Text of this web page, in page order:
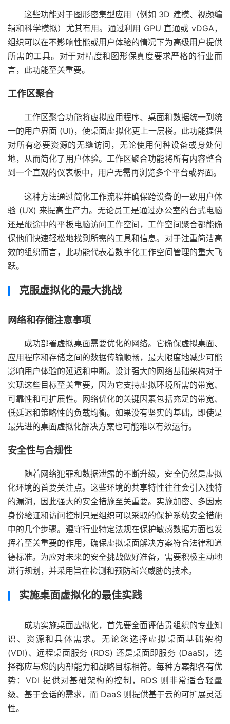
这些功能对于图形密集型应用（例如 3D 建模、视频编
辑和科学模拟）尤其有用。通过利用 GPU 直通或 vDGA，
组织可以在不影响性能或用户体验的情况下为高级用户提供
所需的工具。对于对精度和图形保真度要求严格的行业而
言，此功能至关重要。
工作区聚合
工作区聚合功能将虚拟应用程序、桌面和数据统一到统
一的用户界面 (UI)，使桌面虚拟化更上一层楼。此功能提供
对所有必要资源的无缝访问，无论使用何种设备或身处何
地，从而简化了用户体验。工作区聚合功能将所有内容整合
到一个直观的仪表板中，用户无需再浏览多个平台或界面。
这种方法通过简化工作流程并确保跨设备的一致用户体
验 (UX) 来提高生产力。无论员工是通过办公室的台式电脑
还是旅途中的平板电脑访问工作空间，工作空间聚合都能确
保他们快速轻松地找到所需的工具和信息。对于注重简洁高
效的组织而言，此功能代表着数字化工作空间管理的重大飞
跃。
克服虚拟化的最大挑战
网络和存储注意事项
成功部署虚拟桌面需要优化的网络。它确保虚拟桌面、
应用程序和存储之间的数据传输顺畅，最大限度地减少可能
影响用户体验的延迟和中断。设计强大的网络基础架构对于
实现这些目标至关重要，因为它支持虚拟环境所需的带宽、
可靠性和可扩展性。网络优化的关键因素包括充足的带宽、
低延迟和策略性的负载均衡。如果没有坚实的基础，即使是
最先进的桌面虚拟化解决方案也可能难以有效运行。
安全性与合规性
随着网络犯罪和数据泄露的不断升级，安全仍然是虚拟
化环境的首要关注点。这些环境的共享特性往往会引入独特
的漏洞，因此强大的安全措施至关重要。实施加密、多因素
身份验证和访问控制只是组织可以采取的保护系统安全措施
中的几个步骤。遵守行业特定法规在保护敏感数据方面也发
挥着至关重要的作用，确保虚拟桌面解决方案符合法律和道
德标准。为应对未来的安全挑战做好准备，需要积极主动地
进行规划，并采用旨在检测和预防新兴威胁的技术。
实施桌面虚拟化的最佳实践
成功实施桌面虚拟化，首先要全面评估贵组织的专业知
识、资源和具体需求。无论您选择虚拟桌面基础架构
(VDI)、远程桌面服务 (RDS) 还是桌面即服务 (DaaS)，选
择都应与您的内部能力和战略目标相符。每种方案都各有优
势：VDI 提供对基础架构的控制，RDS 则非常适合轻量
级、基于会话的需求，而 DaaS 则提供基于云的可扩展灵活
性。